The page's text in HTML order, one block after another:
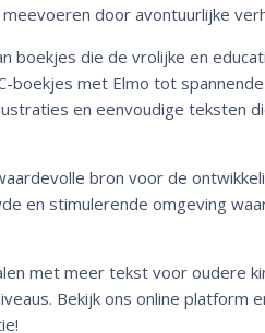
door avontuurlijke
boekjes die de vrolijke en
boekjes met Elmo tot
en eenvoudige teksten
bron voor de
en stimulerende omgeving
met meer tekst voor oudere
Bekijk ons online platform